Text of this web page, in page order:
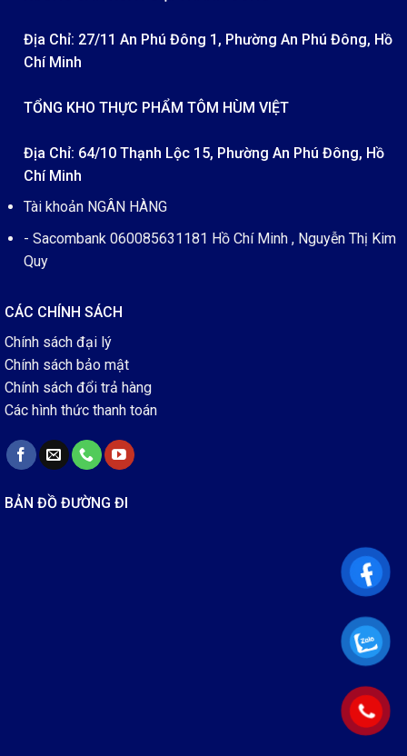
Địa Chỉ: 27/11 An Phú Đông 1, Phường An Phú Đông, Hồ
Chí Minh
TỔNG KHO THỰC PHẨM TÔM HÙM VIỆT
Địa Chỉ: 64/10 Thạnh Lộc 15, Phường An Phú Đông, Hồ
Chí Minh
Tài khoản NGÂN HÀNG
- Sacombank 060085631181 Hồ Chí Minh , Nguyễn Thị Kim
Quy
CÁC CHÍNH SÁCH
Chính sách đại lý
Chính sách bảo mật
Chính sách đổi trả hàng
Các hình thức thanh toán
BẢN ĐỒ ĐƯỜNG ĐI